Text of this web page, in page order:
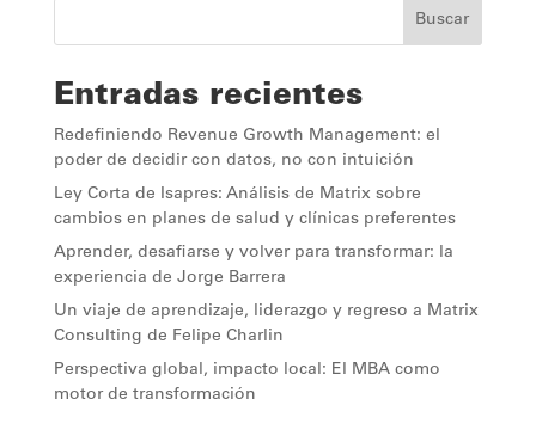
Buscar
Entradas recientes
Redefiniendo Revenue Growth Management: el
poder de decidir con datos, no con intuición
Ley Corta de Isapres: Análisis de Matrix sobre
cambios en planes de salud y clínicas preferentes
Aprender, desafiarse y volver para transformar: la
experiencia de Jorge Barrera
Un viaje de aprendizaje, liderazgo y regreso a Matrix
Consulting de Felipe Charlin
Perspectiva global, impacto local: El MBA como
motor de transformación